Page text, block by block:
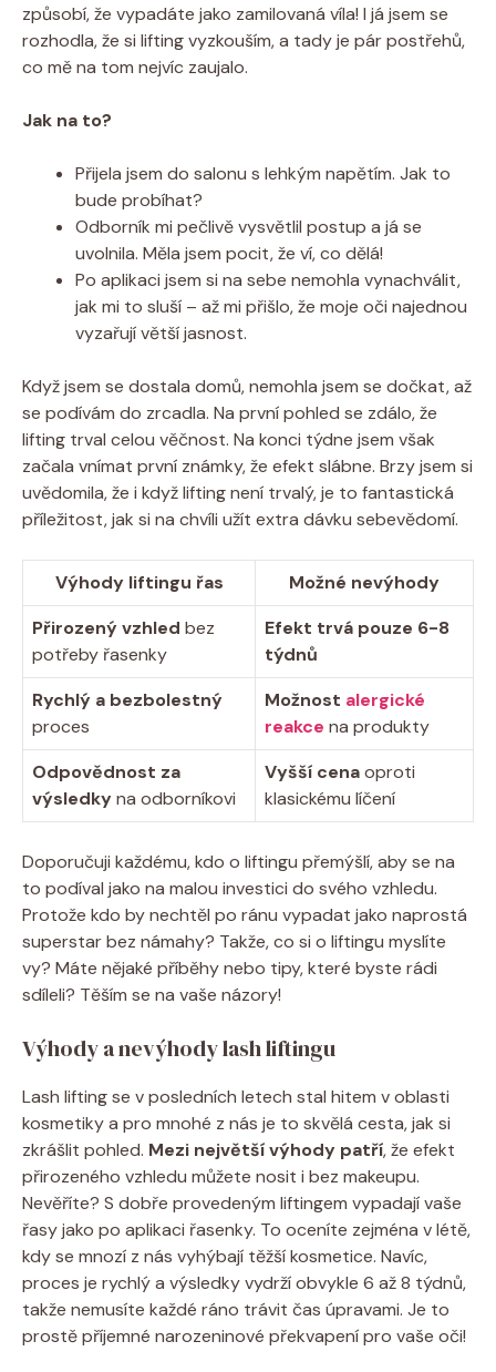
způsobí, že vypadáte jako zamilovaná víla! I já jsem se
rozhodla, že si lifting vyzkouším, a tady je pár postřehů,
co mě na tom nejvíc zaujalo.
Jak na to?
Přijela jsem do salonu s lehkým napětím. Jak to
bude probíhat?
Odborník mi pečlivě vysvětlil postup a já se
uvolnila. Měla jsem pocit, že ví, co dělá!
Po aplikaci jsem si na sebe nemohla vynachválit,
jak mi to sluší – až mi přišlo, že moje oči najednou
vyzařují větší jasnost.
Když jsem se dostala domů, nemohla jsem se dočkat, až
se podívám do zrcadla. Na první pohled se zdálo, že
lifting trval celou věčnost. Na konci týdne jsem však
začala vnímat první známky, že efekt slábne. Brzy jsem si
uvědomila, že i když lifting není trvalý, je to fantastická
příležitost, jak si na chvíli užít extra dávku sebevědomí.
Výhody liftingu řas
Možné nevýhody
Přirozený vzhled bez
potřeby řasenky
Efekt trvá pouze 6-8
týdnů
Rychlý a bezbolestný
proces
Možnost alergické
reakce na produkty
Odpovědnost za
výsledkyna odborníkovi
Vyšší cenaoproti
klasickému líčení
Doporučuji každému, kdo o liftingu přemýšlí, aby se na
to podíval jako na malou investici do svého vzhledu.
Protože kdo by nechtěl po ránu vypadat jako naprostá
superstar bez námahy? Takže, co si o liftingu myslíte
vy? Máte nějaké příběhy nebo tipy, které byste rádi
sdíleli? Těším se na vaše názory!
Výhody a nevýhody lash liftingu
Lash lifting se v posledních letech stal hitem v oblasti
kosmetiky a pro mnohé z nás je to skvělá cesta, jak si
zkrášlit pohled. Mezi největší výhody patří, že efekt
přirozeného vzhledu můžete nosit i bez makeupu.
Nevěříte? S dobře provedeným liftingem vypadají vaše
řasy jako po aplikaci řasenky. To oceníte zejména v létě,
kdy se mnozí z nás vyhýbají těžší kosmetice. Navíc,
proces je rychlý a výsledky vydrží obvykle 6 až 8 týdnů,
takže nemusíte každé ráno trávit čas úpravami. Je to
prostě příjemné narozeninové překvapení pro vaše oči!